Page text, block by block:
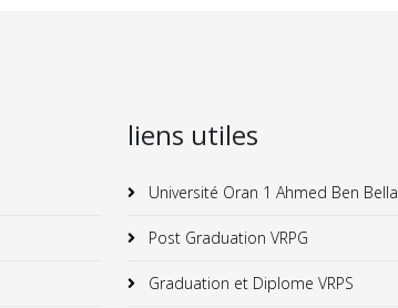
liens utiles
Université Oran 1 Ahmed Ben Bella
Post Graduation VRPG
Graduation et Diplome VRPS